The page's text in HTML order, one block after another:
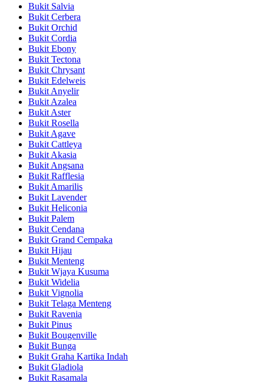
Bukit Salvia
Bukit Cerbera
Bukit Orchid
Bukit Cordia
Bukit Ebony
Bukit Tectona
Bukit Chrysant
Bukit Edelweis
Bukit Anyelir
Bukit Azalea
Bukit Aster
Bukit Rosella
Bukit Agave
Bukit Cattleya
Bukit Akasia
Bukit Angsana
Bukit Rafflesia
Bukit Amarilis
Bukit Lavender
Bukit Heliconia
Bukit Palem
Bukit Cendana
Bukit Grand Cempaka
Bukit Hijau
Bukit Menteng
Bukit Wjaya Kusuma
Bukit Widelia
Bukit Vignolia
Bukit Telaga Menteng
Bukit Ravenia
Bukit Pinus
Bukit Bougenville
Bukit Bunga
Bukit Graha Kartika Indah
Bukit Gladiola
Bukit Rasamala